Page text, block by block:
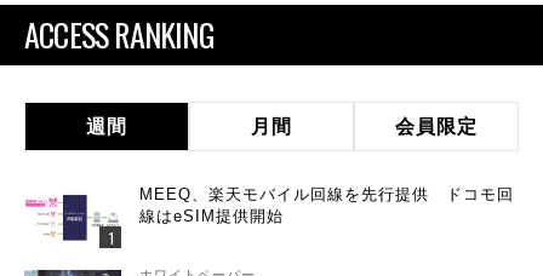
ACCESS RANKING
週間 月間 会員限定
MEEQ、楽天モバイル回線を先行提供 ドコモ回
線はeSIM提供開始